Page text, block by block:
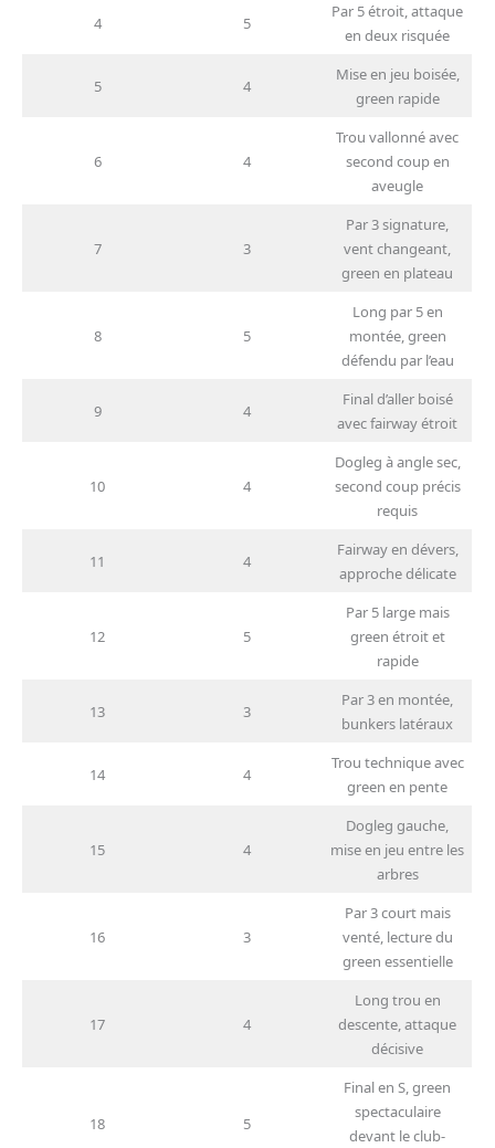
4 5
Par 5 étroit, attaque
en deux risquée
5 4
Mise en jeu boisée,
green rapide
6 4
Trou vallonné avec
second coup en
aveugle
7 3
Par 3 signature,
vent changeant,
green en plateau
8 5
Long par 5 en
montée, green
défendu par l’eau
9 4
Final d’aller boisé
avec fairway étroit
10 4
Dogleg à angle sec,
second coup précis
requis
11 4
Fairway en dévers,
approche délicate
12 5
Par 5 large mais
green étroit et
rapide
13 3
Par 3 en montée,
bunkers latéraux
14 4
Trou technique avec
green en pente
15 4
Dogleg gauche,
mise en jeu entre les
arbres
16 3
Par 3 court mais
venté, lecture du
green essentielle
17 4
Long trou en
descente, attaque
décisive
18 5
Final en S, green
spectaculaire
devant le club-